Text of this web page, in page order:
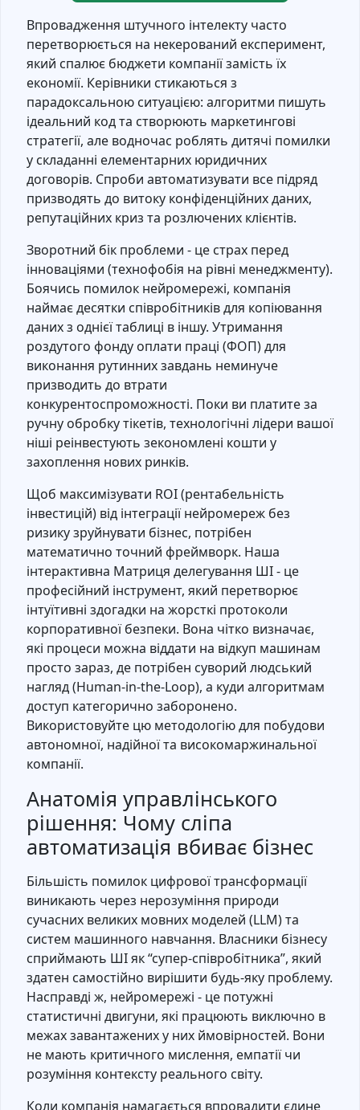
Впровадження штучного інтелекту часто
перетворюється на некерований експеримент,
який спалює бюджети компанії замість їх
економії. Керівники стикаються з
парадоксальною ситуацією: алгоритми пишуть
ідеальний код та створюють маркетингові
стратегії, але водночас роблять дитячі помилки
у складанні елементарних юридичних
договорів. Спроби автоматизувати все підряд
призводять до витоку конфіденційних даних,
репутаційних криз та розлючених клієнтів.
Зворотний бік проблеми - це страх перед
інноваціями (технофобія на рівні менеджменту).
Боячись помилок нейромережі, компанія
наймає десятки співробітників для копіювання
даних з однієї таблиці в іншу. Утримання
роздутого фонду оплати праці (ФОП) для
виконання рутинних завдань неминуче
призводить до втрати
конкурентоспроможності. Поки ви платите за
ручну обробку тікетів, технологічні лідери вашої
ніші реінвестують зекономлені кошти у
захоплення нових ринків.
Щоб максимізувати ROI (рентабельність
інвестицій) від інтеграції нейромереж без
ризику зруйнувати бізнес, потрібен
математично точний фреймворк. Наша
інтерактивна Матриця делегування ШІ - це
професійний інструмент, який перетворює
інтуїтивні здогадки на жорсткі протоколи
корпоративної безпеки. Вона чітко визначає,
які процеси можна віддати на відкуп машинам
просто зараз, де потрібен суворий людський
нагляд (Human-in-the-Loop), а куди алгоритмам
доступ категорично заборонено.
Використовуйте цю методологію для побудови
автономної, надійної та високомаржинальної
компанії.
Анатомія управлінського
рішення: Чому сліпа
автоматизація вбиває бізнес
Більшість помилок цифрової трансформації
виникають через нерозуміння природи
сучасних великих мовних моделей (LLM) та
систем машинного навчання. Власники бізнесу
сприймають ШІ як “супер-співробітника”, який
здатен самостійно вирішити будь-яку проблему.
Насправді ж, нейромережі - це потужні
статистичні двигуни, які працюють виключно в
межах завантажених у них ймовірностей. Вони
не мають критичного мислення, емпатії чи
розуміння контексту реального світу.
Коли компанія намагається впровадити єдине